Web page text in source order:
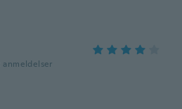
anmeldelser